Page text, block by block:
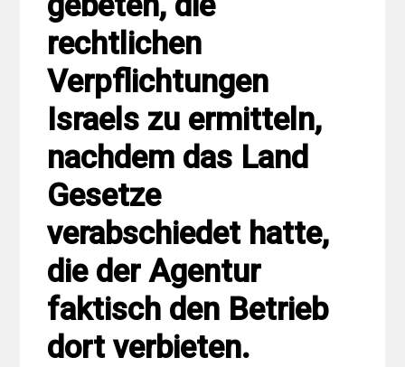
rechtlichen
Verpflichtungen
Israels zu ermitteln,
nachdem das Land
Gesetze
verabschiedet hatte,
die der Agentur
faktisch den Betrieb
dort verbieten.